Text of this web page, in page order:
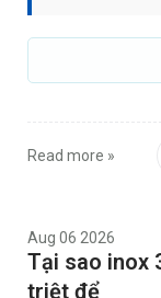
Read more »
Aug 06 2026
Tại sao inox
triệt để